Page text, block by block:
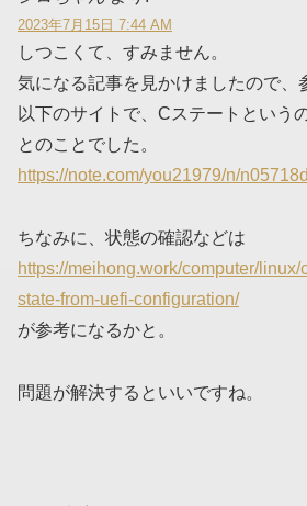
2023年7月15日 7:44 AM
しつこくて、すみません。
気になる記事を見かけましたので、
以下のサイトで、Cステートという
とのことでした。
https://note.com/you21979/n/
ちなみに、状態の確認などは
https://meihong.work/computer/
state-from-uefi-configuration/
が参考になるかと。
問題が解決するといいですね。